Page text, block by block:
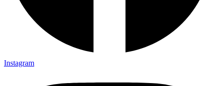
Instagram